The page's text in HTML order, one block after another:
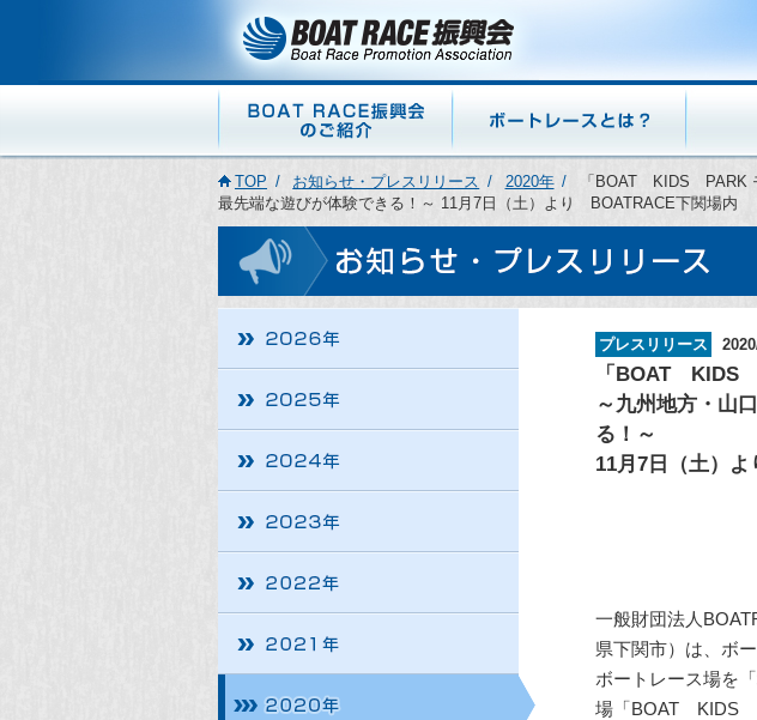
TOP お知らせ・プレスリリース 2020年
「BOAT KIDS PARK
最先端な遊びが体験できる！～ 11月7日（土）より BOATRACE下関場内
プレスリリース
「BOAT KIDS
～九州地方・山
る！～
11月7日（土）
一般財団法人
県下関市）は、ボ
ボートレース場を
場「BOAT KIDS